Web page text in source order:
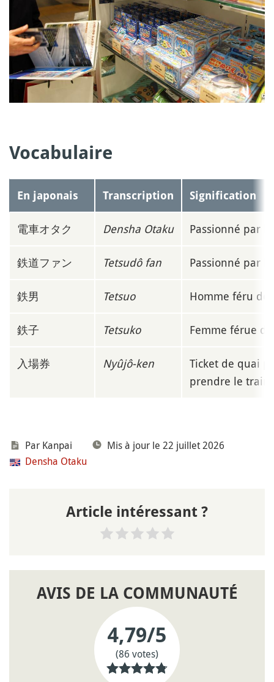
Vocabulaire
En japonais Transcription Signification
電車オタク Densha Otaku Passionné par
鉄道ファン Tetsudô fan Passionné par
鉄男 Tetsuo Homme féru de
鉄子 Tetsuko Femme férue
入場券 Nyûjô-ken
Ticket de quai
prendre le train)
Par Kanpai
Mis à jour le 22 juillet 2026
Densha Otaku
Article intéressant ?
AVIS DE LA COMMUNAUTÉ
4,79/5
(86 votes)